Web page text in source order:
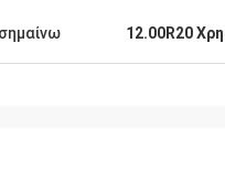
12.00R20